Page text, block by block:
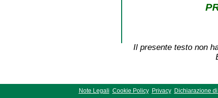
Il presente testo non
Note Legali Cookie Policy Privacy
Dichiarazione